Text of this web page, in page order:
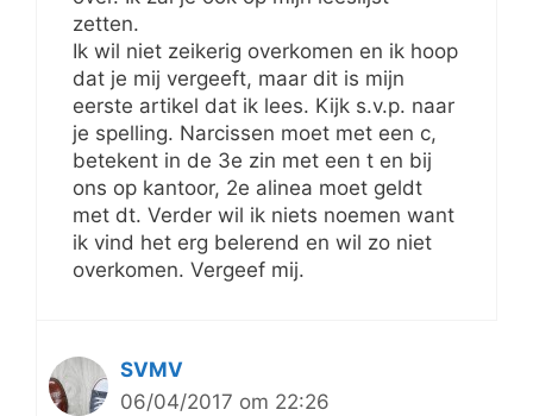
zetten.
Ik wil niet zeikerig overkomen en ik hoop
dat je mij vergeeft, maar dit is mijn
eerste artikel dat ik lees. Kijk s.v.p. naar
je spelling. Narcissen moet met een c,
betekent in de 3e zin met een t en bij
ons op kantoor, 2e alinea moet geldt
met dt. Verder wil ik niets noemen want
ik vind het erg belerend en wil zo niet
overkomen. Vergeef mij.
SVMV
06/04/2017 om 22:26